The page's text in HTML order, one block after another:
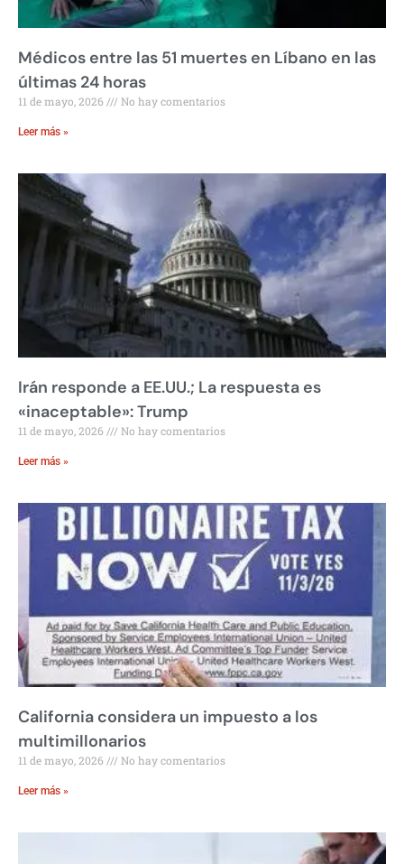
Médicos entre las 51 muertes en Líbano en las
últimas 24 horas
11 de mayo, 2026 No hay comentarios
Leer más »
Irán responde a EE.UU.; La respuesta es
«inaceptable»: Trump
11 de mayo, 2026 No hay comentarios
Leer más »
California considera un impuesto a los
multimillonarios
11 de mayo, 2026 No hay comentarios
Leer más »